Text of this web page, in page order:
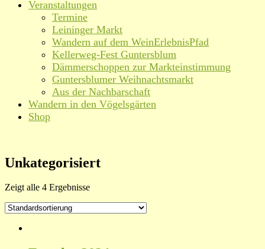
Veranstaltungen
Termine
Leininger Markt
Wandern auf dem WeinErlebnisPfad
Kellerweg-Fest Guntersblum
Dämmerschoppen zur Markteinstimmung
Guntersblumer Weihnachtsmarkt
Aus der Nachbarschaft
Wandern in den Vögelsgärten
Shop
Unkategorisiert
Zeigt alle 4 Ergebnisse